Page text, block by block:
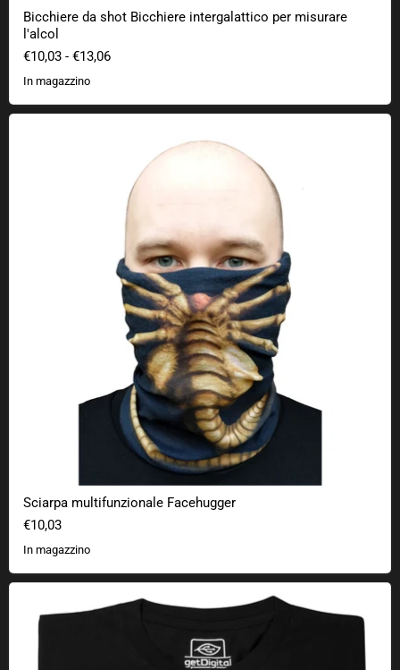
Bicchiere da shot Bicchiere intergalattico per misurare
l'alcol
€10,03 - €13,06
In magazzino
Sciarpa multifunzionale Facehugger
€10,03
In magazzino